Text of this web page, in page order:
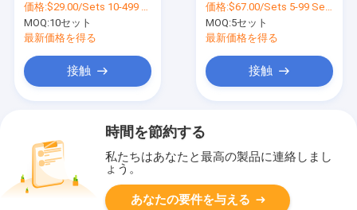
GPSの追跡者は運転者
IDを識別する
価格:$29.00/Sets 10-499 Sets
MOQ:10セット
最新価格を得る
接触
価格:$67.00/Sets 5-99 Sets
MOQ:5セット
最新価格を得る
接触
時間を節約する
私たちはあなたと最高の製品に連絡しまし
ょう。
あなたの要件を与える